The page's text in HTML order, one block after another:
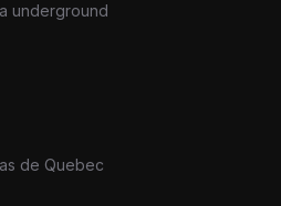
underground
de Quebec